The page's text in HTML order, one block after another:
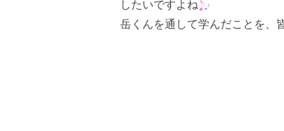
したいですよね
岳くんを通して学んだことを、